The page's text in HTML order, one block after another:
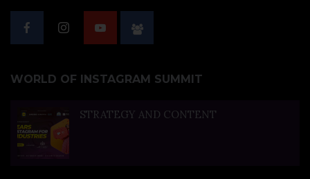
WORLD OF INSTAGRAM SUMMIT
STRATEGY AND CONTENT